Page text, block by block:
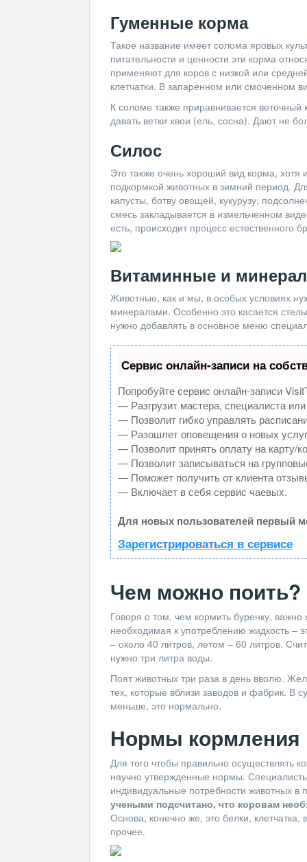
Гуменные корма
Такое название имеет солома яровых
питательности и ценности эти корма
применяют для коров с низкой или
клетчатки. В запаренном или смоченном
К соломе также приравнивается
давать ветки хвои (ель, сосна). Дают не
Силос
Это также очень хороший вид корма,
подкормкой животных в зимний период.
капусты, ботву овощей, кукурузу,
смесь закладывается в измельченном
есть, происходит процесс естественного
Витаминные и
Животные, как и мы, в особых условиях
минералами. Особенно это касается
нужно добавлять в основное меню
Сервис онлайн-записи на
Попробуйте сервис онлайн-записи
— Разгрузит мастера, специалиста
— Позволит гибко управлять
— Разошлет оповещения о новых
— Позволит принять оплату на карту/
— Позволит записываться на
— Поможет получить от клиента
— Включает в себя сервис чаевых.
Для новых пользователей первый
Зарегистрироваться в сервисе
Чем можно поить?
Говоря о том, чем кормить буренку,
необходимая к употреблению жидкость –
– около 40 литров, летом – 60 литров.
нужно три литра воды.
Поят животных три раза в день вволю.
тех, которые вблизи заводов и фабрик. В
меньше, это нормально.
Нормы кормления
Для того чтобы правильно осуществлять
научно утвержденные нормы.
индивидуальные потребности животных
учеными подсчитано, что коровам
Основа, конечно же, это белки,
прочее.